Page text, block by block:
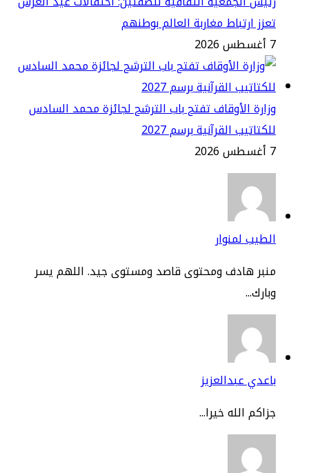
ارتباط مغاربة العالم بوطنهم
الأوقاف تفتح باب الترشح لجائزة محمد السادس
القرآنية برسم 2027
لمنوار
هادف ومحتوى قاصد ومستوى جيد. اللهم يسر
عبدالعزيز
الله خيرا...